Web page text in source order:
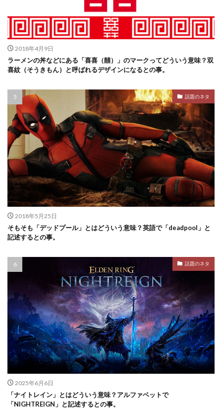
2018年4月9日
ラーメンの丼などにある「喜喜（囍）」のマークってどういう意味？双
喜紋（そうきもん）と呼ばれるデザインになるとの事。
話題のネタ
2018年5月25日
そもそも「デッドプール」とはどういう意味？英語で「deadpool」と
記述するとの事。
話題のネタ
2025年6月6日
「ナイトレイン」とはどういう意味？アルファベットで
「NIGHTREIGN」と記述するとの事。